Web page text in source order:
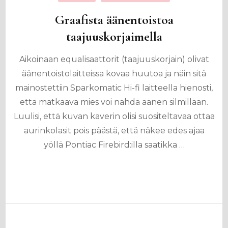
Graafista äänentoistoa
taajuuskorjaimella
Aikoinaan equalisaattorit (taajuuskorjain) olivat
äänentoistolaitteissa kovaa huutoa ja näin sitä
mainostettiin Sparkomatic Hi-fi laitteella hienosti,
että matkaava mies voi nähdä äänen silmillään.
Luulisi, että kuvan kaverin olisi suositeltavaa ottaa
aurinkolasit pois päästä, että näkee edes ajaa
yöllä Pontiac Firebird:illa saatikka …